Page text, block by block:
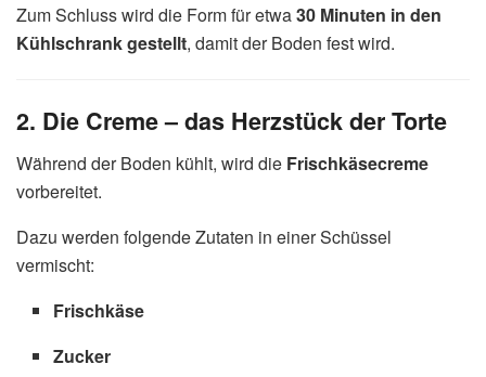
Zum Schluss wird die Form für etwa30 Minuten in den
Kühlschrank gestellt, damit der Boden fest wird.
2. Die Creme – das Herzstück der Torte
Während der Boden kühlt, wird die Frischkäsecreme
vorbereitet.
Dazu werden folgende Zutaten in einer Schüssel
vermischt:
Frischkäse
Zucker